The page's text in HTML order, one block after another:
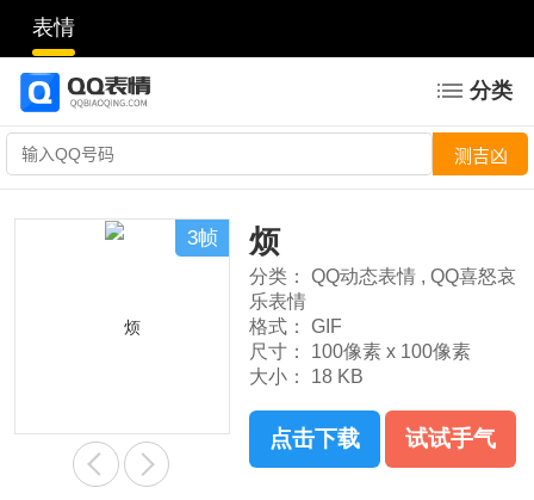
表情
分类
3帧 烦
分类： QQ动态表情 , QQ喜怒哀
乐表情
格式：
GIF
尺寸：
100像素 x 100像素
大小：
18 KB
点击下载 试试手气